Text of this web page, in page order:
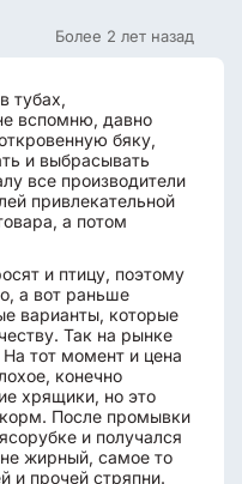
Более 2 лет назад
тубах,
вспомню, давно
бяку,
и выбрасывать
все производители
привлекательной
а потом
и птицу, поэтому
а вот раньше
варианты, которые
Так на рынке
тот момент и цена
конечно
хрящики, но это
корм. После промывки
и получался
жирный, самое то
и прочей стряпни.